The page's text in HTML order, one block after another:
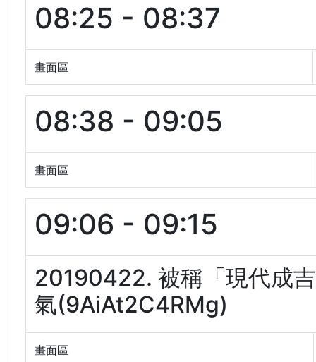
08:25 - 08:37
畫面區
08:38 - 09:05
畫面區
09:06 - 09:15
20190422. 被稱「現代成
氣(9AiAt2C4RMg)
畫面區